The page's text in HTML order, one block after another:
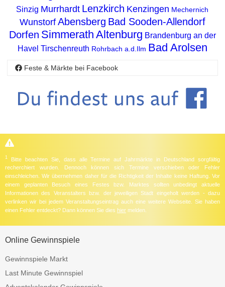
Sinzig Murrhardt Lenzkirch Kenzingen Mechernich
Wunstorf Abensberg Bad Sooden-Allendorf
Dorfen Simmerath Altenburg Brandenburg an der
Havel Tirschenreuth Rohrbach a.d.Ilm Bad Arolsen
Feste & Märkte bei Facebook
1
Bitte beachten Sie, dass alle Termine auf Jahrmärkte in Deutschland sorgfältig
recherchiert wurden. Dennoch können sich Termine verschieben oder Fehler
einschleichen. Wir übernehmen daher für die Richtigkeit der Inhalte keine Haftung. Vor
einem geplanten Besuch eines Festes bzw. Marktes sollten unbedingt aktuelle
Informationen des Veranstalters bzw. der jeweiligen Stadt eingeholt werden - dazu
verlinken wir bei jedem Veranstaltungseintrag auch eine weitere Webseite. Sie haben
einen Fehler entdeckt? Dann können Sie dies hier melden.
Online Gewinnspiele
Gewinnspiele Markt
Last Minute Gewinnspiel